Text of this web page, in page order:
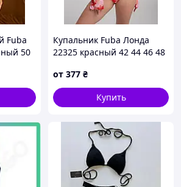
Fuba
50
Купальник Fuba Лонда
22325 красный 42 44 46 48
от 377 ₴
Купить